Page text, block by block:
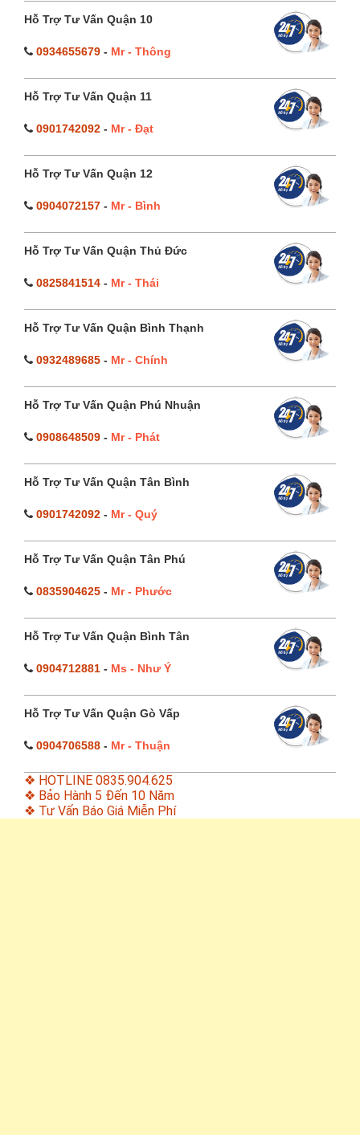
Hỗ Trợ Tư Vấn Quận 10
0934655679 - Mr - Thông
Hỗ Trợ Tư Vấn Quận 11
0901742092 - Mr - Đạt
Hỗ Trợ Tư Vấn Quận 12
0904072157 - Mr - Bình
Hỗ Trợ Tư Vấn Quận Thủ Đức
0825841514 - Mr - Thái
Hỗ Trợ Tư Vấn Quận Bình Thạnh
0932489685 - Mr - Chính
Hỗ Trợ Tư Vấn Quận Phú Nhuận
0908648509 - Mr - Phát
Hỗ Trợ Tư Vấn Quận Tân Bình
0901742092 - Mr - Quý
Hỗ Trợ Tư Vấn Quận Tân Phú
0835904625 - Mr - Phước
Hỗ Trợ Tư Vấn Quận Bình Tân
0904712881 - Ms - Như Ý
Hỗ Trợ Tư Vấn Quận Gò Vấp
0904706588 - Mr - Thuận
❖ HOTLINE 0835.904.625
❖ Bảo Hành 5 Đến 10 Năm
❖ Tư Vấn Báo Giá Miễn Phí